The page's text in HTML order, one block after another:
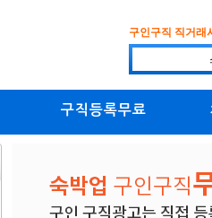
구인구직 직거래
구직등록무료